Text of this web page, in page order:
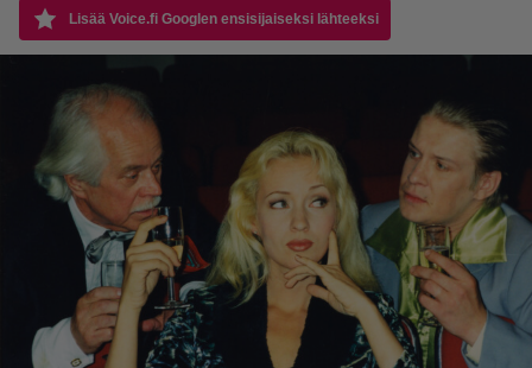
Lisää Voice.fi Googlen ensisijaiseksi lähteeksi